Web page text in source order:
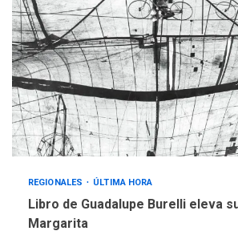
3
REGIONALES
Mariño
operativa con
vehicular de
adquiridas en
gestión
4
REGIONALES
«Juan Bautista
la altura de
REGIONALES ÚLTIMA HORA
Libro de Guadalupe Burelli eleva
Margarita